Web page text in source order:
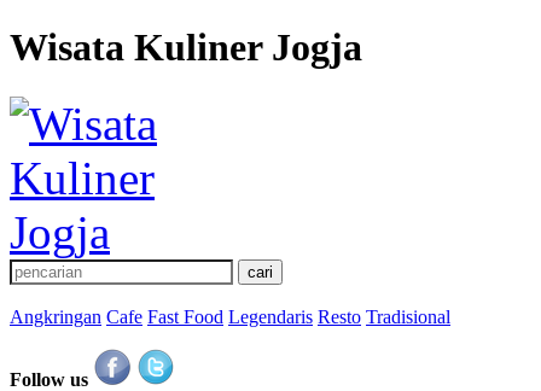
Wisata Kuliner Jogja
Angkringan Cafe Fast Food Legendaris Resto Tradisional
Follow us